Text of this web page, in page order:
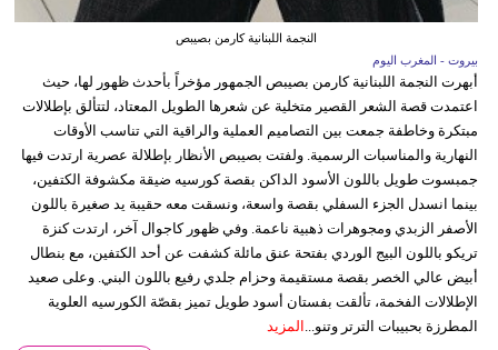
النجمة اللبنانية كارمن بصيبص
بيروت - المغرب اليوم
أبهرت النجمة اللبنانية كارمن بصيبص الجمهور مؤخراً بأحدث ظهور لها، حيث
اعتمدت قصة الشعر القصير متخلية عن شعرها الطويل المعتاد، لتتألق بإطلالات
مبتكرة وخاطفة جمعت بين التصاميم العملية والراقية التي تناسب الأوقات
النهارية والمناسبات الرسمية. ولفتت بصيبص الأنظار بإطلالة عصرية ارتدت فيها
جمبسوت طويل باللون الأسود الداكن بقصة كورسيه ضيقة مكشوفة الكتفين،
بينما انسدل الجزء السفلي بقصة واسعة، ونسقت معه حقيبة يد صغيرة باللون
الأصفر الزبدي ومجوهرات ذهبية ناعمة. وفي ظهور كاجوال آخر، ارتدت كنزة
تريكو باللون البيج الوردي بفتحة عنق مائلة كشفت عن أحد الكتفين، مع بنطال
أبيض عالي الخصر بقصة مستقيمة وحزام جلدي رفيع باللون البني. وعلى صعيد
الإطلالات الفخمة، تألقت بفستان أسود طويل تميز بقصّة الكورسيه العلوية
المطرزة بحبيبات الترتر وتنو... المزيد